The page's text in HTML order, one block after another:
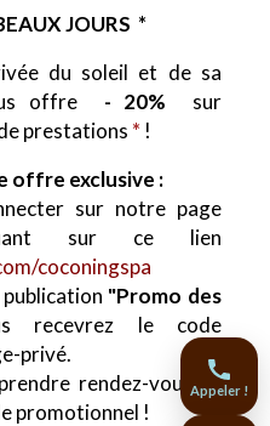
JOURS *
du soleil et de sa
offre - 20% sur
prestations * !
offre exclusive :
sur notre page
sur ce lien
coconingspa
"Promo des
le code
privé.
rendez-vous en
promotionnel !
Appeler !